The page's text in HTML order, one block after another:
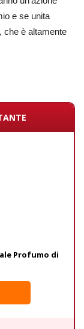
e se unita
che è altamente
Profumo di